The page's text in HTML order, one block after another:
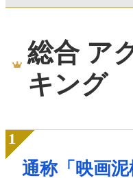
総合 ア
キング
通称「映画